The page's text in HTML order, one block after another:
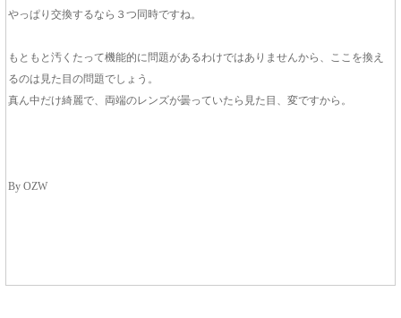
やっぱり交換するなら３つ同時ですね。
もともと汚くたって機能的に問題があるわけではありませんから、ここを換え
るのは見た目の問題でしょう。
真ん中だけ綺麗で、両端のレンズが曇っていたら見た目、変ですから。
By OZW